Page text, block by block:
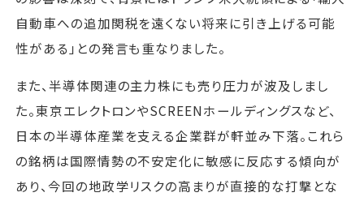
自動車への追加関税を遠くない将来に引き上げる可能
性がある」との発言も重なりました。
また、半導体関連の主力株にも売り圧力が波及しまし
た。東京エレクトロンやSCREENホールディングスなど、
日本の半導体産業を支える企業群が軒並み下落。これら
の銘柄は国際情勢の不安定化に敏感に反応する傾向が
あり、今回の地政学リスクの高まりが直接的な打撃とな